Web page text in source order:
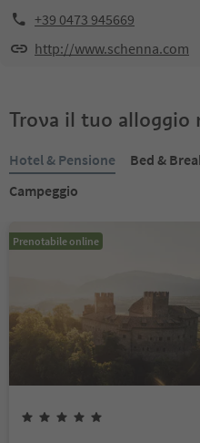
+39 0473 945669
http://www.schenna.com
Trova il tuo alloggio
Hotel & Pensione Bed &
Campeggio
Prenotabile online